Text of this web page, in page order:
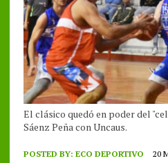
El clásico quedó en poder del
Sáenz Peña con Uncaus.
POSTED BY: ECO DEPORTIVO 20